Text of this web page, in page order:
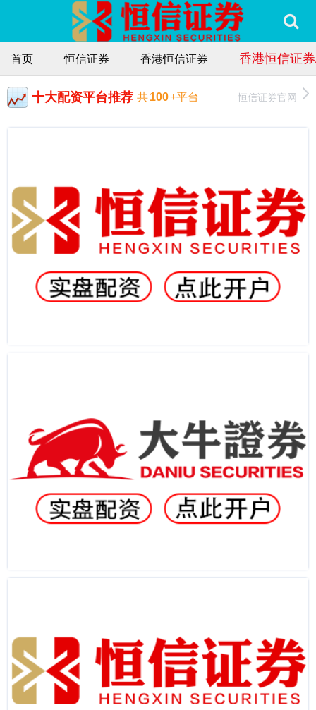
首页 恒信证券 香港恒信证券 香港恒信证
十大配资平台推荐 共100+平台 恒信证券官网